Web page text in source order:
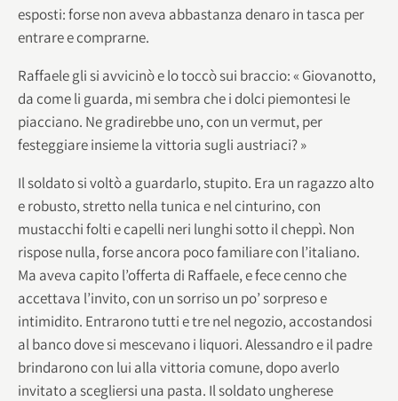
esposti: forse non aveva abbastanza denaro in tasca per
entrare e comprarne.
Raffaele gli si avvicinò e lo toccò sui braccio: « Giovanotto,
da come li guarda, mi sembra che i dolci piemontesi le
piacciano. Ne gradirebbe uno, con un vermut, per
festeggiare insieme la vittoria sugli austriaci? »
Il soldato si voltò a guardarlo, stupito. Era un ragazzo alto
e robusto, stretto nella tunica e nel cinturino, con
mustacchi folti e capelli neri lunghi sotto il cheppì. Non
rispose nulla, forse ancora poco familiare con l’italiano.
Ma aveva capito l’offerta di Raffaele, e fece cenno che
accettava l’invito, con un sorriso un po’ sorpreso e
intimidito. Entrarono tutti e tre nel negozio, accostandosi
al banco dove si mescevano i liquori. Alessandro e il padre
brindarono con lui alla vittoria comune, dopo averlo
invitato a scegliersi una pasta. Il soldato ungherese